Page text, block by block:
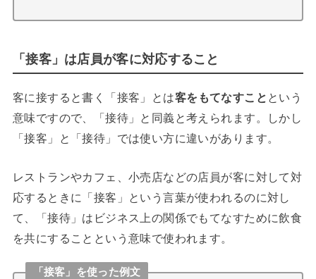
「接客」は店員が客に対応すること
客に接すると書く「接客」とは客をもてなすこと という
意味ですので、「接待」と同義と考えられます。しかし
「接客」と「接待」では使い方に違いがあります。
レストランやカフェ、小売店などの店員が客に対して対
応するときに「接客」という言葉が使われるのに対し
て、「接待」はビジネス上の関係でもてなすために飲食
を共にすることという意味で使われます。
「接客」を使った例文